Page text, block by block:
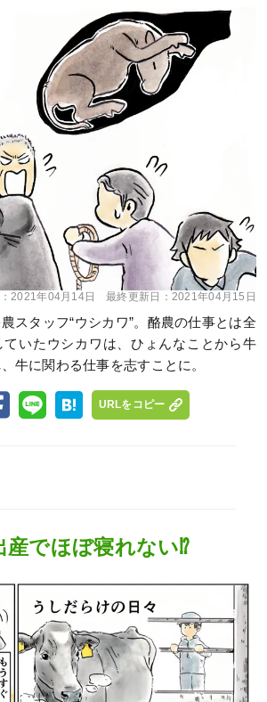
2021年04月14日 最終更新日： 2021年04月15日
スタッフ“ウシカワ”。酪農の仕事とは全
ていたウシカワは、ひょんなことから牛
牛に関わる仕事を志すことに。
URLをコピー
産でほぼ寝れない⁉